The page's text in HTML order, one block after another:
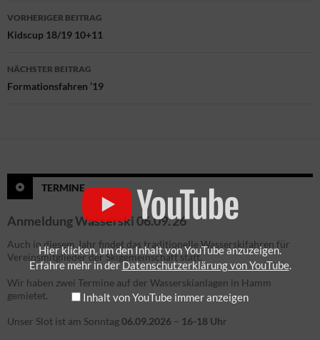
Hier klicken, um den Inhalt von YouTube anzuzeigen.
Erfahre mehr in derDatenschutzerklärung von YouTube.
Inhalt von YouTube immer anzeigen
Beitragsnavigation
VORHERIGER BEITRAG
Kidscup 18/19 10+11
NÄCHSTER BEITRAG
Formationsfahren ’19
TERMINE
Anmeldung Wasserski 06.09.’26
Auch in diesem Jahr findet das traditionelle Wasserskifahren für
Vereinsmitglieder der Skigemeinschaft statt.
Wir haben zwei Termine auf der Wasserskianlagen in Hamm
gemietet.
Unser Slot ist am Sonntag06.09.2026 – 16-18 Uhr